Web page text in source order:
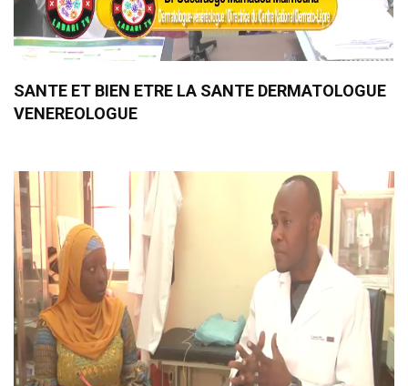
SANTE ET BIEN ETRE LA SANTE DERMATOLOGUE
VENEREOLOGUE